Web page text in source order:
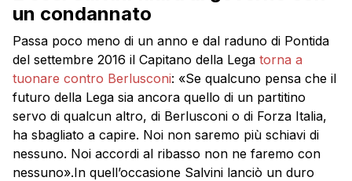
un condannato
Passa poco meno di un anno e dal raduno di Pontida
del settembre 2016 il Capitano della Lega torna a
tuonare contro Berlusconi: «Se qualcuno pensa che il
futuro della Lega sia ancora quello di un partitino
servo di qualcun altro, di Berlusconi o di Forza Italia,
ha sbagliato a capire. Noi non saremo più schiavi di
nessuno. Noi accordi al ribasso non ne faremo con
nessuno».In quell’occasione Salvini lanciò un duro